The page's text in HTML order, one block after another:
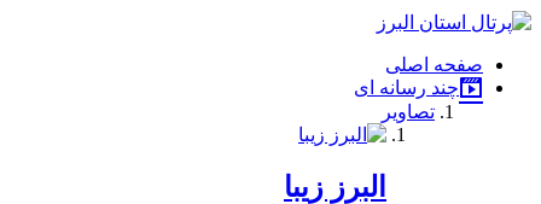
فصد
شرق
تهران
خشکشویی
صفحه اصلی
چند رسانه ای
تصاویر
البرز زیبا